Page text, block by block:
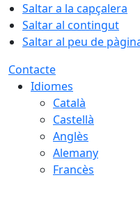
Saltar a la capçalera
Saltar al contingut
Saltar al peu de
Contacte
Idiomes
Català
Castellà
Anglès
Alemany
Francès